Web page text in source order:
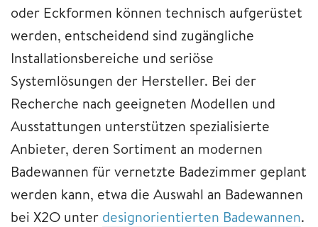
oder Eckformen können technisch aufgerüstet
werden, entscheidend sind zugängliche
Installationsbereiche und seriöse
Systemlösungen der Hersteller. Bei der
Recherche nach geeigneten Modellen und
Ausstattungen unterstützen spezialisierte
Anbieter, deren Sortiment an modernen
Badewannen für vernetzte Badezimmer geplant
werden kann, etwa die Auswahl an Badewannen
bei X2O unter designorientierten Badewannen.